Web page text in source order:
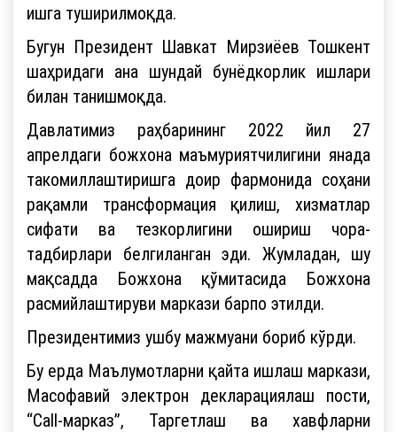
ишга туширилмоқда.
Бугун Президент Шавкат Мирзиёев Тошкент
шаҳридаги ана шундай бунёдкорлик ишлари
билан танишмоқда.
Давлатимиз раҳбарининг 2022 йил 27
апрелдаги божхона маъмуриятчилигини янада
такомиллаштиришга доир фармонида соҳани
рақамли трансформация қилиш, хизматлар
сифати ва тезкорлигини ошириш чора-
тадбирлари белгиланган эди. Жумладан, шу
мақсадда Божхона қўмитасида Божхона
расмийлаштируви маркази барпо этилди.
Президентимиз ушбу мажмуани бориб кўрди.
Бу ерда Маълумотларни қайта ишлаш маркази,
Масофавий электрон декларациялаш пости,
“Call-марказ”, Таргетлаш ва хавфларни